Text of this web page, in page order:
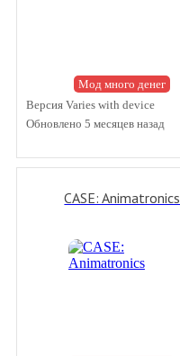
Мод много денег
Версия Varies with device
Обновлено 5 месяцев назад
CASE: Animatronics